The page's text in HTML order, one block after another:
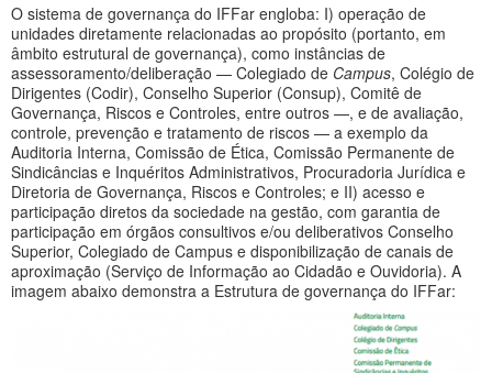
O sistema de governança do IFFar engloba: I) operação de
unidades diretamente relacionadas ao propósito (portanto, em
âmbito estrutural de governança), como instâncias de
assessoramento/deliberação — Colegiado de Campus, Colégio de
Dirigentes (Codir), Conselho Superior (Consup), Comitê de
Governança, Riscos e Controles, entre outros —, e de avaliação,
controle, prevenção e tratamento de riscos — a exemplo da
Auditoria Interna, Comissão de Ética, Comissão Permanente de
Sindicâncias e Inquéritos Administrativos, Procuradoria Jurídica e
Diretoria de Governança, Riscos e Controles; e II) acesso e
participação diretos da sociedade na gestão, com garantia de
participação em órgãos consultivos e/ou deliberativos Conselho
Superior, Colegiado de Campus e disponibilização de canais de
aproximação (Serviço de Informação ao Cidadão e Ouvidoria). A
imagem abaixo demonstra a Estrutura de governança do IFFar: